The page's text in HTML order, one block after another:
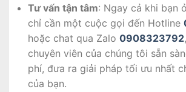
Tư vấn tận tâm: Ngay cả khi bạn
chỉ cần một cuộc gọi đến Hotline
hoặc chat qua Zalo 0908323792
chuyên viên của chúng tôi sẵn
phí, đưa ra giải pháp tối ưu nhất
của bạn.